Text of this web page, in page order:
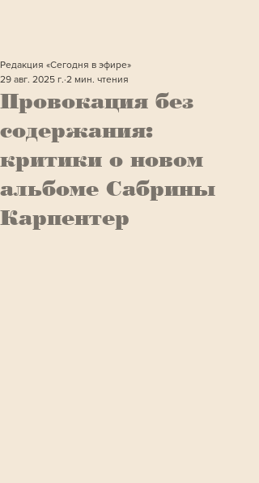
Провокация без
содержания:
критики о новом
альбоме Сабрины
Карпентер
Редакция «Сегодня в эфире»
29 авг. 2025 г. 2 мин. чтения